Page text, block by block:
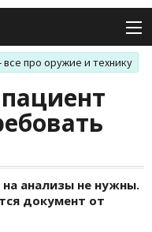
про оружие и технику
анализы не нужны.
документ от